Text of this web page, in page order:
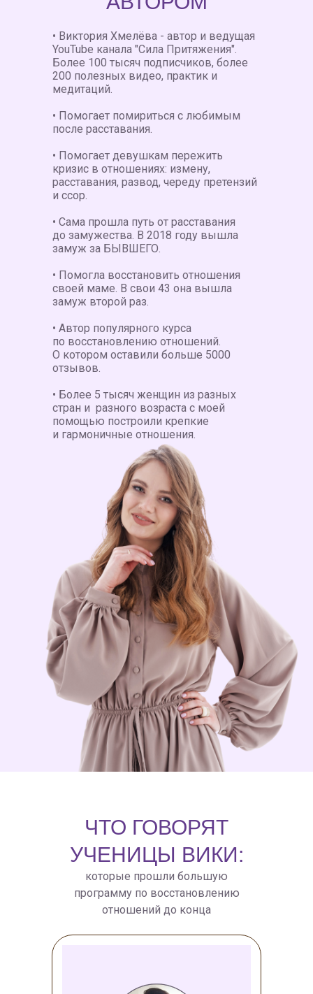
• Виктория Хмелёва - автор и ведущая
YouTube канала "Сила Притяжения".
Более 100 тысяч подписчиков, более
200 полезных видео, практик и
медитаций.
• Помогает помириться с любимым
после расставания.
• Помогает девушкам пережить
кризис в отношениях: измену,
расставания, развод, череду претензий
и ссор.
• Сама прошла путь от расставания
до замужества. В 2018 году вышла
замуж за БЫВШЕГО.
• Помогла восстановить отношения
своей маме. В свои 43 она вышла
замуж второй раз.
• Автор популярного курса
по восстановлению отношений.
О котором оставили больше 5000
отзывов.
• Более 5 тысяч женщин из разных
стран и разного возраста с моей
помощью построили крепкие
и гармоничные отношения.
ЧТО ГОВОРЯТ
УЧЕНИЦЫ ВИКИ:
которые прошли большую
программу по восстановлению
отношений до конца